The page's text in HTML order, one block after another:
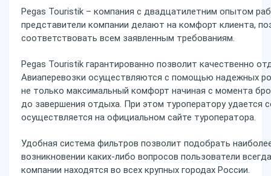
Pegas Touristik – компания с двадцатилетним опытом
представители компании делают на комфорт клиента,
соответствовать всем заявленным требованиям.
Pegas Touristik гарантированно позволит качественно
Авиаперевозки осуществляются с помощью надежных
не только максимальный комфорт начиная с момента
до завершения отдыха. При этом туроператору удается
осуществляется на официальном сайте туроператора.
Удобная система фильтров позволит подобрать
возникновении каких-либо вопросов пользователи
компании находятся во всех крупных городах России.